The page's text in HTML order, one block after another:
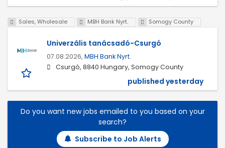
Sales, Wholesale MBH Bank Nyrt. Somogy County
Univerzális tanácsadó-Csurgó
07.08.2026, MBH Bank Nyrt.
Csurgó, 8840 Hungary, Somogy County
published yesterday
Do you want new jobs emailed to you based on your
search?
Subscribe to Job Alerts